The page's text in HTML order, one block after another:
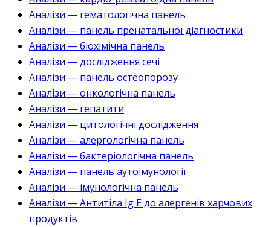
Аналізи — гематологічна панель
Аналізи — панель пренатальної діагностики
Аналізи — біохімічна панель
Аналізи — дослідження сечі
Аналізи — панель остеопорозу
Аналізи — онкологічна панель
Аналізи — гепатити
Аналізи — цитологічні дослідження
Аналізи — алергологічна панель
Аналізи — бактеріологічна панель
Аналізи — панель аутоімунології
Аналізи — імунологічна панель
Аналізи — Антитіла Ig E до алергенів харчових
продуктів